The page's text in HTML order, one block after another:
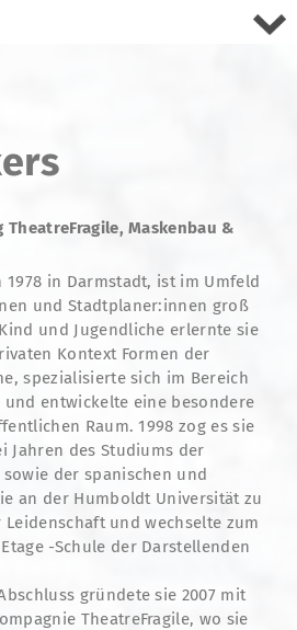
Maskenbau &
1978 in Darmstadt, ist im Umfeld
und Stadtplaner:innen groß
und Jugendliche erlernte sie
Kontext Formen der
spezialisierte sich im Bereich
entwickelte eine besondere
Raum. 1998 zog es sie
Jahren des Studiums der
der spanischen und
an der Humboldt Universität zu
und wechselte zum
-Schule der Darstellenden
gründete sie 2007 mit
TheatreFragile, wo sie